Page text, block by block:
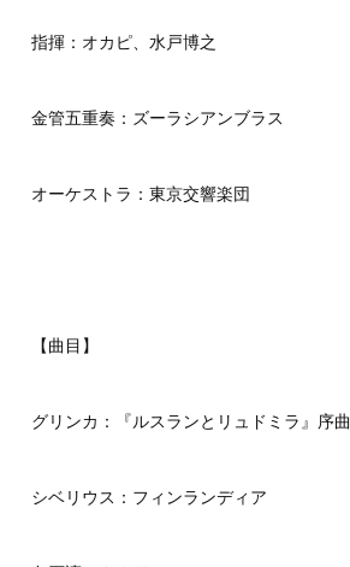
指揮：オカピ、水戸博之
金管五重奏：ズーラシアンブラス
オーケストラ：東京交響楽団
【曲目】
グリンカ：『ルスランとリュドミラ』序曲
シベリウス：フィンランディア